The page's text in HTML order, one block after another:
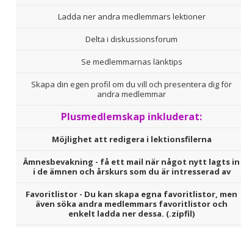
Ladda ner andra medlemmars lektioner
Delta i diskussionsforum
Se medlemmarnas länktips
Skapa din egen profil om du vill och presentera dig för
andra medlemmar
Plusmedlemskap inkluderat:
Möjlighet att redigera i lektionsfilerna
Ämnesbevakning - få ett mail när något nytt lagts in
i de ämnen och årskurs som du är intresserad av
Favoritlistor - Du kan skapa egna favoritlistor, men
även söka andra medlemmars favoritlistor och
enkelt ladda ner dessa. (.zipfil)